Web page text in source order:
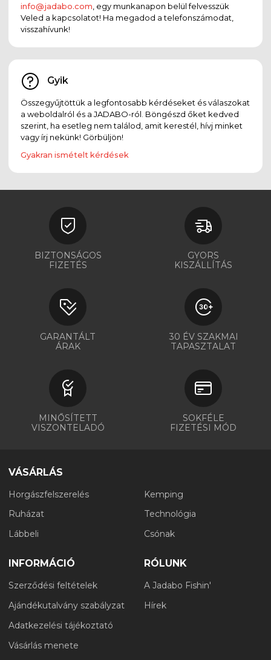
info@jadabo.com , egy munkanapon belül felvesszük
Veled a kapcsolatot! Ha megadod a telefonszámodat,
visszahívunk!
Gyik
Összegyűjtöttük a legfontosabb kérdéseket és válaszokat
a weboldalról és a JADABO-ról. Böngészd őket kedved
szerint, ha esetleg nem találod, amit kerestél, hívj minket
vagy írj nekünk! Görbüljön!
Gyakran ismételt kérdések
BIZTONSÁGOS
FIZETÉS
GYORS
KISZÁLLÍTÁS
GARANTÁLT
ÁRAK
30 ÉV SZAKMAI
TAPASZTALAT
MINŐSÍTETT
VISZONTELADÓ
SOKFÉLE
FIZETÉSI MÓD
VÁSÁRLÁS
Horgászfelszerelés
Ruházat
Lábbeli
Kemping
Technológia
Csónak
INFORMÁCIÓ
Szerződési feltételek
Ajándékutalvány szabályzat
Adatkezelési tájékoztató
Vásárlás menete
RÓLUNK
A Jadabo Fishin'
Hírek